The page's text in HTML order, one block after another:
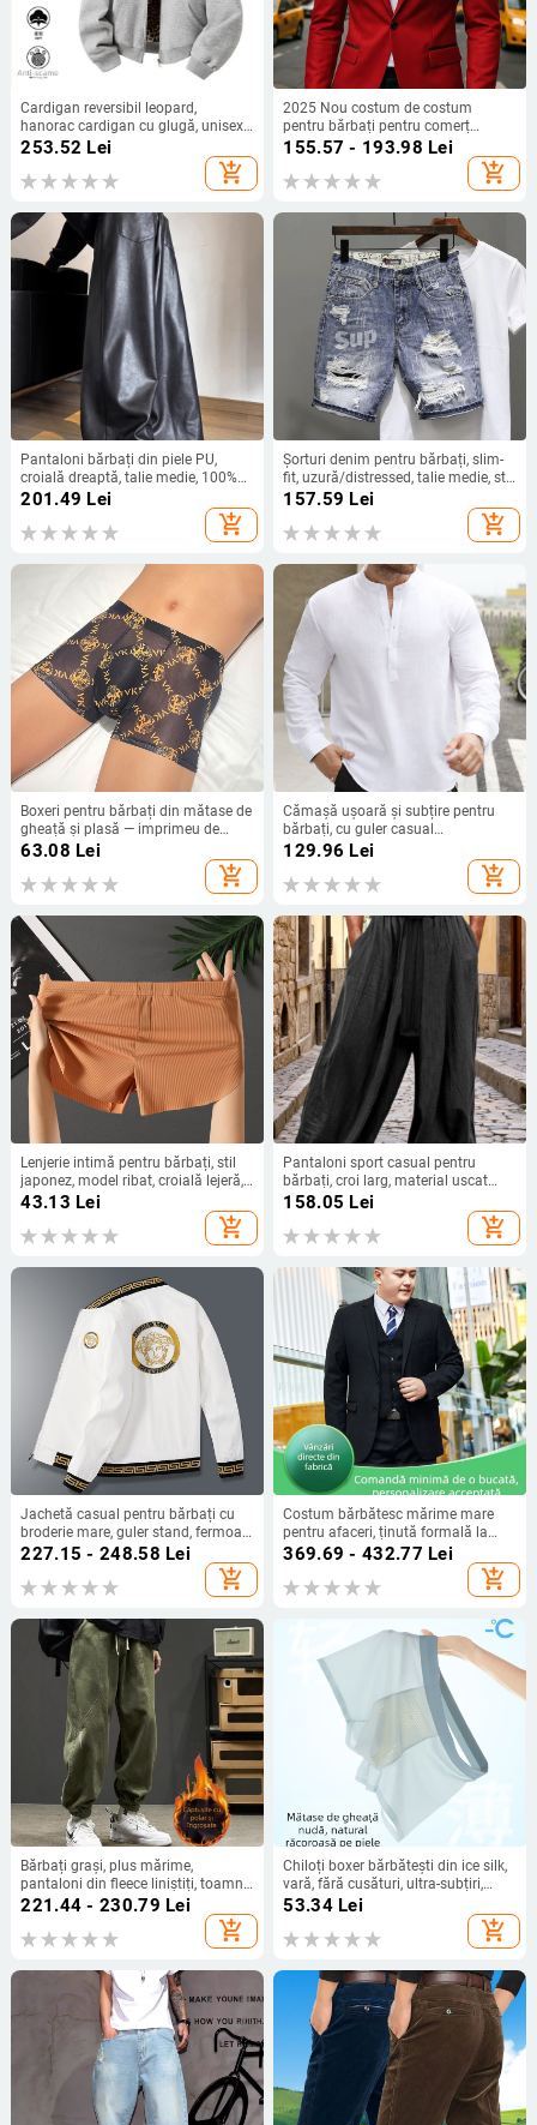
Cardigan reversibil leopard,
hanorac cardigan cu glugă, unisex,
toamnă, croială lejeră, fermoar,
253.52 Lei
add_shopping_cart
2025 Nou costum de costum
pentru bărbați pentru comerț
exterior transfrontalier, jachetă,
costum casual pentru gazdă de
nuntă
155.57 - 193.98 Lei
add_shopping_cart
Pantaloni bărbați din piele PU,
croială dreaptă, talie medie, 100%
piele artificială, culoare uni
201.49 Lei
add_shopping_cart
Șorturi denim pentru bărbați, slim-
fit, uzură/distressed, talie medie, stil
coreean, hip-hop
157.59 Lei
add_shopping_cart
Boxeri pentru bărbați din mătase de
gheață și plasă — imprimeu de
vară, design transparent, stil tânăr
63.08 Lei
add_shopping_cart
Cămașă ușoară și subțire pentru
bărbați, cu guler casual
transfrontalier, Li Shan, cu jumătate
de ușă, culoare solidă, cu mânecă
lungă, WISH, cu căptușeală din
129.96 Lei
add_shopping_cart
Lenjerie intimă pentru bărbați, stil
japonez, model ribat, croială lejeră,
material ice-silk, boxeri
43.13 Lei
add_shopping_cart
Pantaloni sport casual pentru
bărbați, croi larg, material uscat
rapid și respirabil, talie cu șnur,
158.05 Lei
add_shopping_cart
Jachetă casual pentru bărbați cu
broderie mare, guler stand, fermoar,
glugă, țesătură corduroy
227.15 - 248.58 Lei
add_shopping_cart
Costum bărbătesc mărime mare
pentru afaceri, ținută formală la
nuntă pentru mire și cavaler de
369.69 - 432.77 Lei
add_shopping_cart
Bărbați grași, plus mărime,
pantaloni din fleece liniștiți, toamna
și iarna, la modă, verzi, largi,
salopete pentru bărbați, pantaloni
casual cu picior, potrivite pentru
221.44 - 230.79 Lei
add_shopping_cart
Chiloți boxer bărbătești din ice silk,
vară, fără cusături, ultra-subțiri,
respirabili, antibacterieni, mărimi
53.34Lei
add_shopping_cart